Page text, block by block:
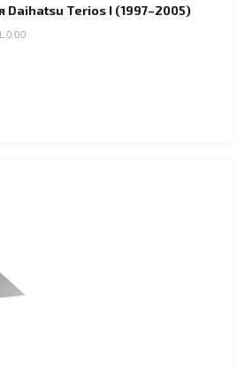
Daihatsu Terios I (1997–2005)